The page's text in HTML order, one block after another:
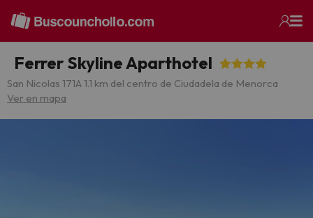
Ferrer Skyline Aparthotel
San Nicolas 171A 1.1 km del centro de Ciudadela de Menorca
Ver en mapa